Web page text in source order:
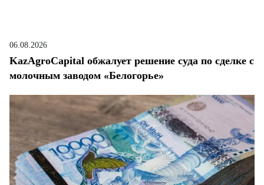
06.08.2026
KazAgroCapital обжалует решение суда по сделке с
молочным заводом «Белогорье»